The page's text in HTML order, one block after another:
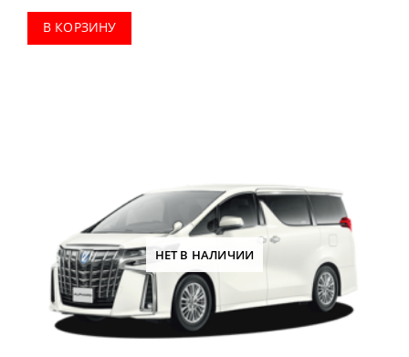
В КОРЗИНУ
НЕТ В НАЛИЧИИ